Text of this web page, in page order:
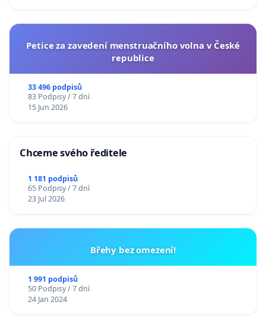
Petice za zavedení menstruačního volna v České
republice
33 496 podpisů
83 Podpisy / 7 dní
15 Jun 2026
Chceme svého ředitele
1 181 podpisů
65 Podpisy / 7 dní
23 Jul 2026
Břehy bez omezení!
1 991 podpisů
50 Podpisy / 7 dní
24 Jan 2024